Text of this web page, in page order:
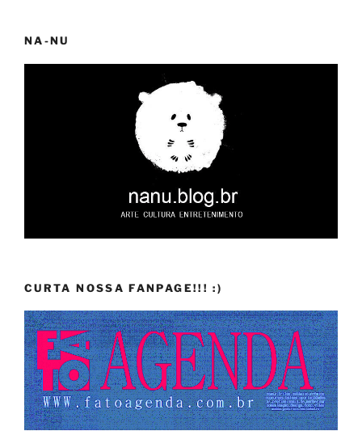
NA-NU
CURTA NOSSA FANPAGE!!! :)